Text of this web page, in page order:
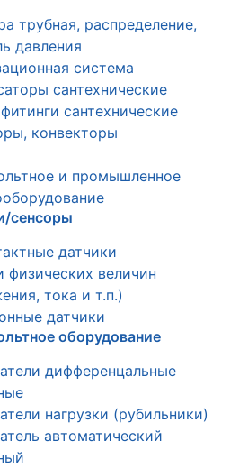
трубная, распределение,
давления
система
сантехнические
сантехнические
конвекторы
и промышленное
сенсоры
датчики
физических величин
тока и т.п.)
датчики
оборудование
дифференцальные
нагрузки (рубильники)
автоматический